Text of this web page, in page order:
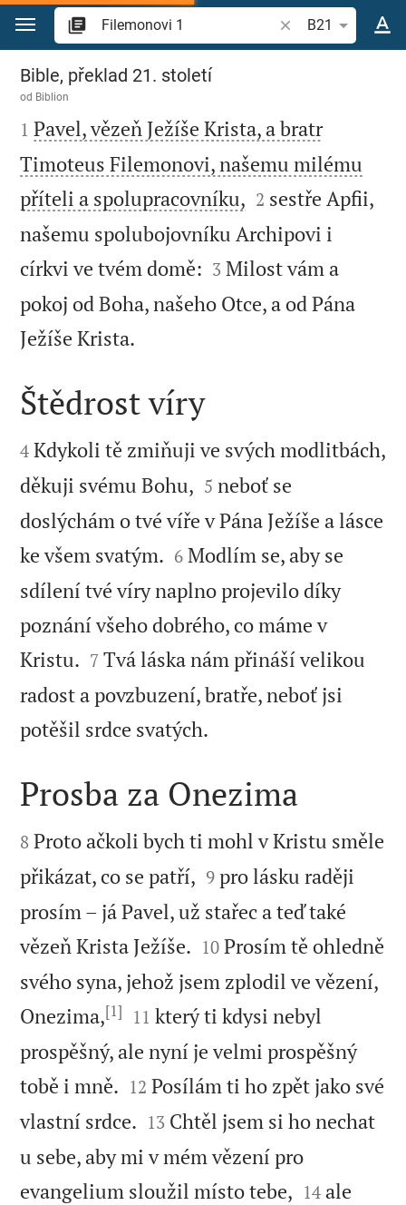
Přejít na obsah
Vyhledat biblický
B21
Filemonovi 1
Bible, překlad 21. století
od Biblion

1 Pavel, vězeň Ježíše Krista, a bratr
Timoteus Filemonovi, našemu milému
příteli a spolupracovníku, 

2 sestře Apfii,
našemu spolubojovníku Archipovi i
církvi ve tvém domě: 

3 Milost vám a
pokoj od Boha, našeho Otce, a od Pána
Ježíše Krista.

Štědrost víry

4 Kdykoli tě zmiňuji ve svých modlitbách,
děkuji svému Bohu, 

5 neboť se
doslýchám o tvé víře v Pána Ježíše a lásce
ke všem svatým. 

6 Modlím se, aby se
sdílení tvé víry naplno projevilo díky
poznání všeho dobrého, co máme v
Kristu. 

7 Tvá láska nám přináší velikou
radost a povzbuzení, bratře, neboť jsi
potěšil srdce svatých.

Prosba za Onezima

8 Proto ačkoli bych ti mohl v Kristu směle
přikázat, co se patří, 

9 pro lásku raději
prosím – já Pavel, už stařec a teď také
vězeň Krista Ježíše. 

10 Prosím tě ohledně
svého syna, jehož jsem zplodil ve vězení,
Onezima,[1] 

11 který ti kdysi nebyl
prospěšný, ale nyní je velmi prospěšný
tobě i mně. 

12 Posílám ti ho zpět jako své
vlastní srdce. 

13 Chtěl jsem si ho nechat
u sebe, aby mi v mém vězení pro
evangelium sloužil místo tebe, 

14 ale